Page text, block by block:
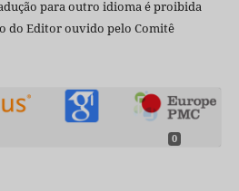
para outro idioma é proibida
do Editor ouvido pelo Comitê
0